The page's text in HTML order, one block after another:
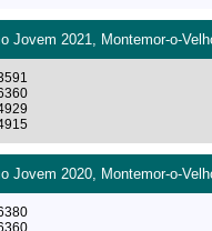
Jovem 2021, Montemor-o-
Jovem 2020, Montemor-o-